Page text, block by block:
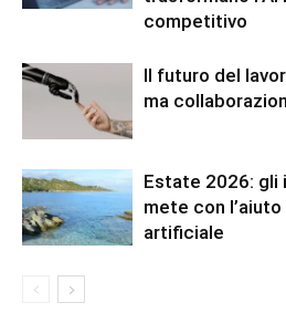
competitivo
Il futuro del
ma
Estate 2026: gli
mete con
artificiale